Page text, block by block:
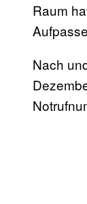
Raum
Nach